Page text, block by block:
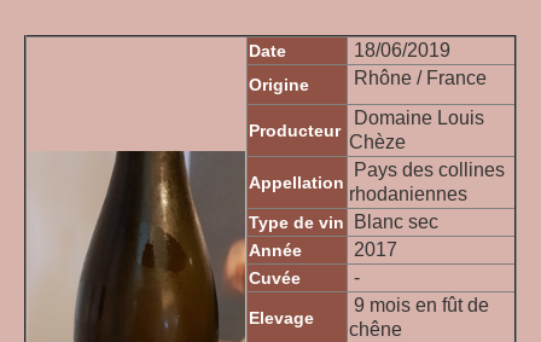
Date 18/06/2019
Origine Rhône / France
Producteur
Domaine Louis
Chèze
Appellation
Pays des collines
rhodaniennes
Type de vin Blanc sec
Année 2017
Cuvée -
Elevage
9 mois en fût de
chêne